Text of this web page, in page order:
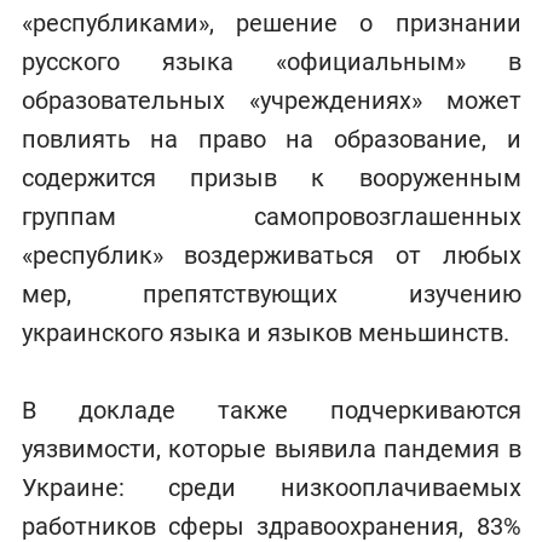
«республиками», решение о признании
русского языка «официальным» в
образовательных «учреждениях» может
повлиять на право на образование, и
содержится призыв к вооруженным
группам самопровозглашенных
«республик» воздерживаться от любых
мер, препятствующих изучению
украинского языка и языков меньшинств.
В докладе также подчеркиваются
уязвимости, которые выявила пандемия в
Украине: среди низкооплачиваемых
работников сферы здравоохранения, 83%